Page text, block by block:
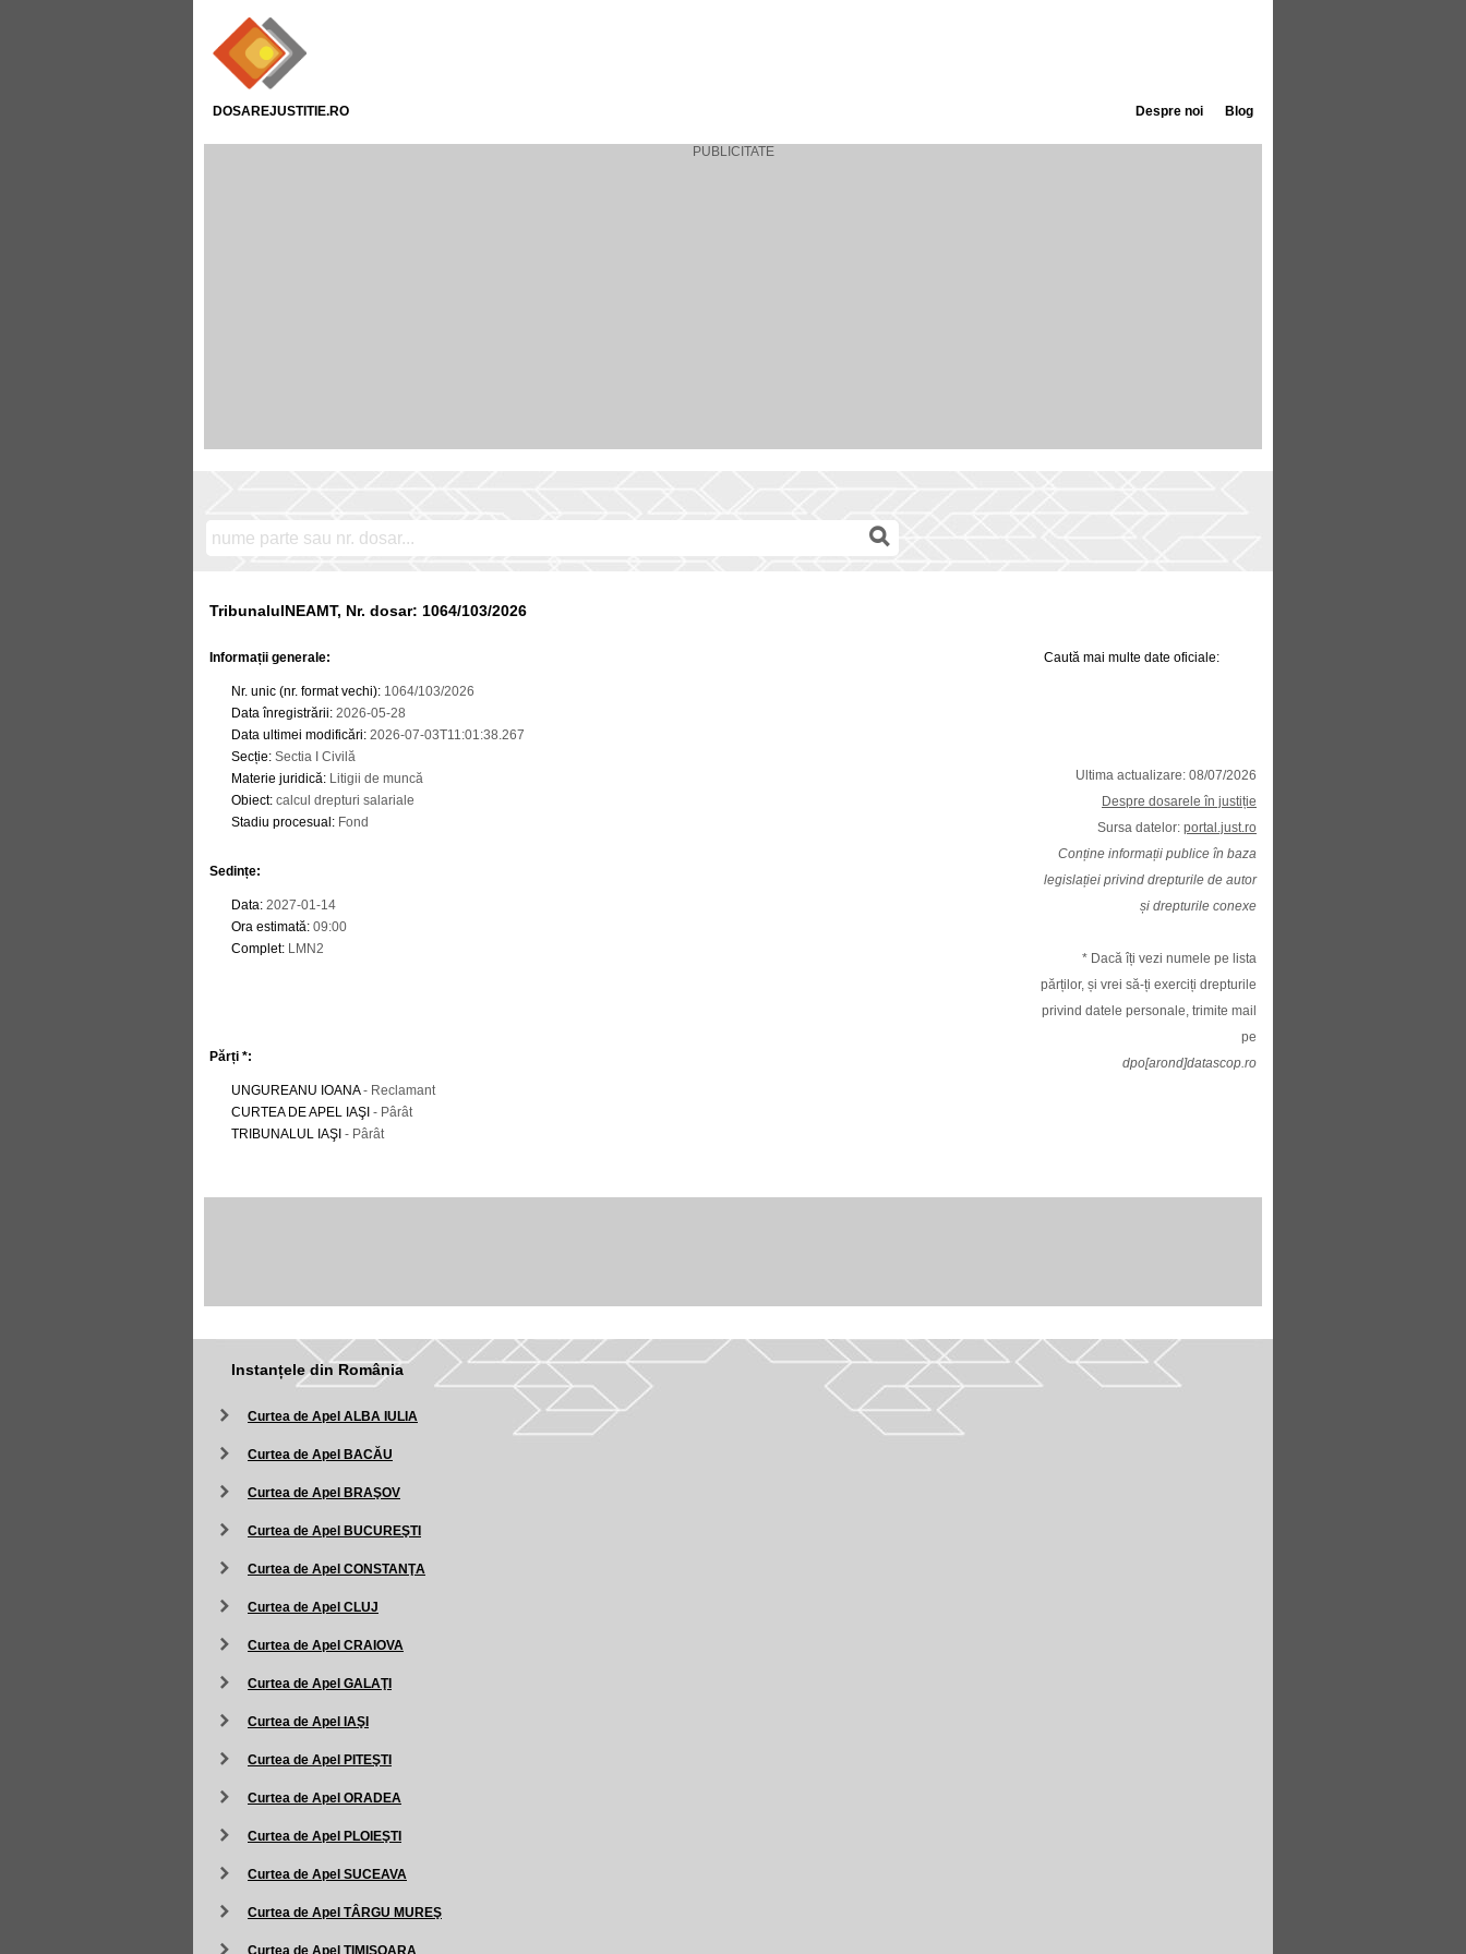
DOSAREJUSTITIE.RO Blog
Despre noi
TribunalulNEAMT, Nr. dosar: 1064/103/2026
Informații generale:
Nr. unic (nr. format vechi): 1064/103/2026
Data înregistrării: 2026-05-28
Data ultimei modificări: 2026-07-03T11:01:38.267
Secție: Sectia I Civilă
Materie juridică: Litigii de muncă
Obiect: calcul drepturi salariale
Stadiu procesual : Fond
Sedințe:
Data: 2027-01-14
Ora estimată: 09:00
Complet: LMN2
Părți *:
UNGUREANU IOANA- Reclamant
CURTEA DE APEL IAŞI - Pârât
TRIBUNALUL IAŞI - Pârât
Caută mai multe date oficiale:
Ultima actualizare: 08/07/2026
Despre dosarele în justiție
Sursa datelor: portal.just.ro
Conține informații publice în baza
legislației privind drepturile de autor
și drepturile conexe
* Dacă îți vezi numele pe lista
părților, și vrei să-ți exerciți drepturile
privind datele personale, trimite mail
pe
dpo[arond]datascop.ro
Instanțele din România
Curtea de Apel ALBA IULIA
Curtea de Apel BACĂU
Curtea de Apel BRAŞOV
Curtea de Apel BUCUREŞTI
Curtea de Apel CONSTANŢA
Curtea de Apel CLUJ
Curtea de Apel CRAIOVA
Curtea de Apel GALAŢI
Curtea de Apel IAŞI
Curtea de Apel PITEŞTI
Curtea de Apel ORADEA
Curtea de Apel PLOIEŞTI
Curtea de Apel SUCEAVA
Curtea de Apel TÂRGU MUREŞ
Curtea de Apel TIMIŞOARA